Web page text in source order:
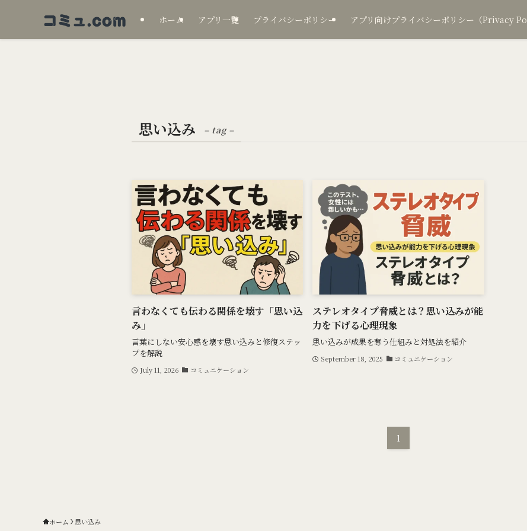
ホーム アプリ一覧 プライバシーポリシー アプリ向けプライバシーポリシー（Privacy
思い込み – tag –
言わなくても伝わる関係を壊す「思い込
み」
言葉にしない安心感を壊す思い込みと修復ステッ
プを解説
July 11, 2026 コミュニケーション
ステレオタイプ脅威とは？思い込みが能
力を下げる心理現象
思い込みが成果を奪う仕組みと対処法を紹介
September 18, 2025 コミュニケーション
1
ホーム 思い込み